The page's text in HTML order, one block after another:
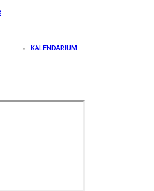
KALENDARIUM